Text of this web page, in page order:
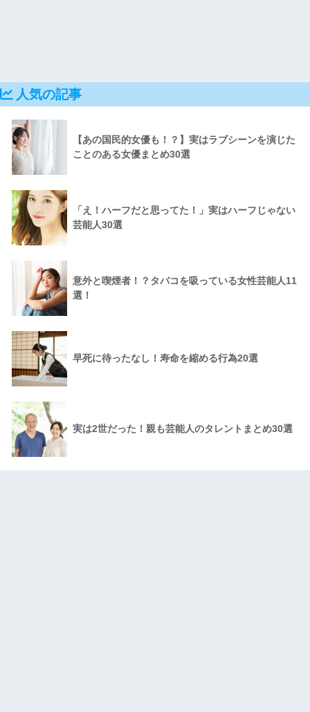
人気の記事
【あの国民的女優も！？】実はラブシーンを演じた
ことのある女優まとめ30選
「え！ハーフだと思ってた！」実はハーフじゃない
芸能人30選
意外と喫煙者！？タバコを吸っている女性芸能人11
選！
早死に待ったなし！寿命を縮める行為20選
実は2世だった！親も芸能人のタレントまとめ30選